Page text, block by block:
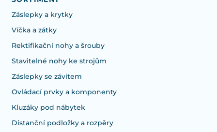
Záslepky a krytky
Víčka a zátky
Rektifikační nohy a šrouby
Stavitelné nohy ke strojům
Záslepky se závitem
Ovládací prvky a komponenty
Kluzáky pod nábytek
Distanční podložky a rozpěry